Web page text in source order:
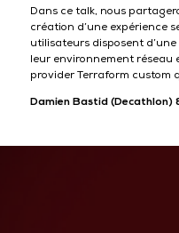
Dans ce talk, nous
création d’une expérience
utilisateurs disposent
leur environnement réseau
provider Terraform custom
Damien Bastid